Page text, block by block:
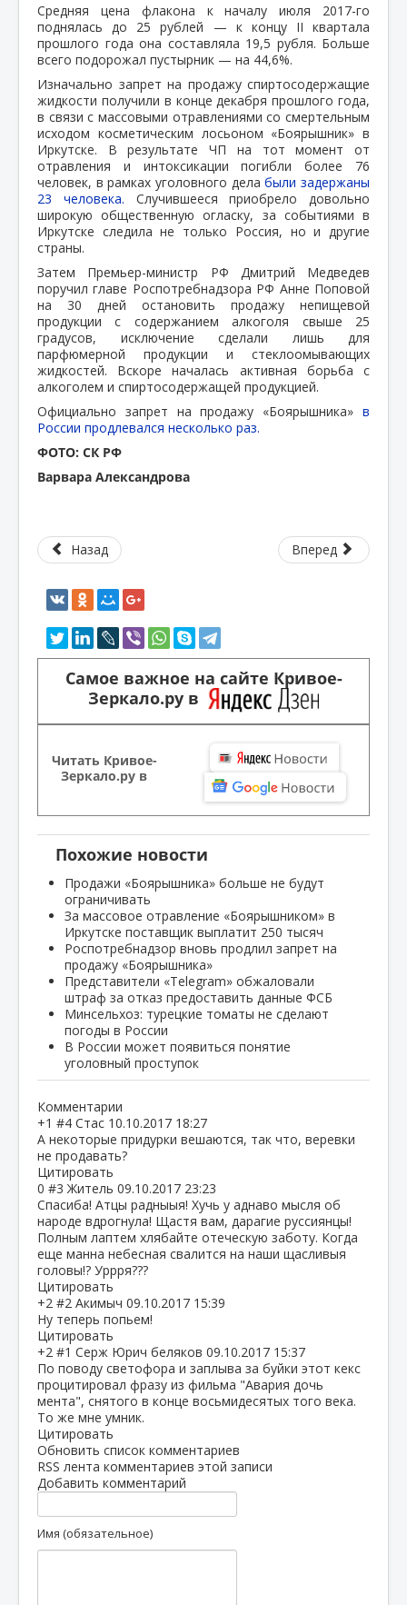
Средняя цена флакона к началу июля 2017-го
поднялась до 25 рублей — к концу II квартала
прошлого года она составляла 19,5 рубля. Больше
всего подорожал пустырник — на 44,6%.
Изначально запрет на продажу спиртосодержащие
жидкости получили в конце декабря прошлого года,
в связи с массовыми отравлениями со смертельным
исходом косметическим лосьоном «Боярышник» в
Иркутске. В результате ЧП на тот момент от
отравления и интоксикации погибли более 76
человек, в рамках уголовного делабыли задержаны
23 человека. Случившееся приобрело довольно
широкую общественную огласку, за событиями в
Иркутске следила не только Россия, но и другие
страны.
Затем Премьер-министр РФ Дмитрий Медведев
поручил главе Роспотребнадзора РФ Анне Поповой
на 30 дней остановить продажу непищевой
продукции с содержанием алкоголя свыше 25
градусов, исключение сделали лишь для
парфюмерной продукции и стеклоомывающих
жидкостей. Вскоре началась активная борьба с
алкоголем и спиртосодержащей продукцией.
Официально запрет на продажу «Боярышника» в
России продлевался несколько раз.
ФОТО: СК РФ
Варвара Александрова
Назад Вперед
Самое важное на сайте Кривое-
Зеркало.ру в
Читать Кривое-
Зеркало.ру в
Похожие новости
Продажи «Боярышника» больше не будут
ограничивать
За массовое отравление «Боярышником» в
Иркутске поставщик выплатит 250 тысяч
Роспотребнадзор вновь продлил запрет на
продажу «Боярышника»
Представители «Telegram» обжаловали
штраф за отказ предоставить данные ФСБ
Минсельхоз: турецкие томаты не сделают
погоды в России
В России может появиться понятие
уголовный проступок
Комментарии
+1 #4 Стас 10.10.2017 18:27
А некоторые придурки вешаются, так что, веревки
не продавать?
Цитировать
0 #3 Житель 09.10.2017 23:23
Спасиба! Атцы радныыя! Хучь у аднаво мысля об
народе вдрогнула! Щастя вам, дарагие руссиянцы!
Полным лаптем хлябайте отеческую заботу. Когда
еще манна небесная свалится на наши щасливыя
головы!? Уррря???
Цитировать
+2 #2 Акимыч 09.10.2017 15:39
Ну теперь попьем!
Цитировать
+2 #1 Серж Юрич беляков 09.10.2017 15:37
По поводу светофора и заплыва за буйки этот кекс
процитировал фразу из фильма "Авария дочь
мента", снятого в конце восьмидесятых того века.
То же мне умник.
Цитировать
Обновить список комментариев
RSS лента комментариев этой записи
Добавить комментарий
Имя (обязательное)